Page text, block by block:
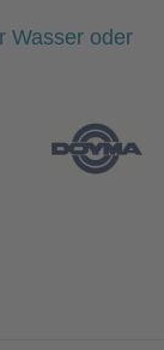
Wasser oder